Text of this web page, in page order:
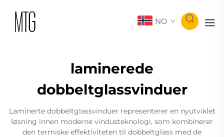
NO
laminerede
dobbeltglassvinduer
Laminerte dobbeltglassvinduer representerer en nyutviklet
løsning innen moderne vindusteknologi, som kombinerer
den termiske effektiviteten til dobbeltglass med de